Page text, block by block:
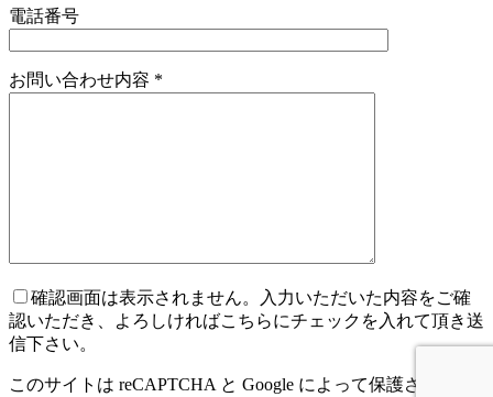
電話番号
お問い合わせ内容 *
確認画面は表示されません。入力いただいた内容をご確
認いただき、よろしければこちらにチェックを入れて頂き送
信下さい。
このサイトは reCAPTCHA と Google によって保護されてい